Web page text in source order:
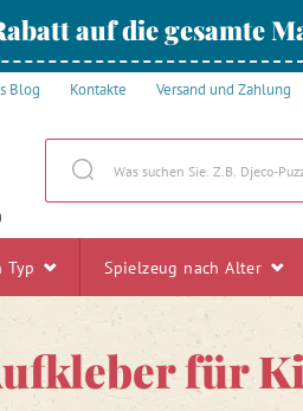
auf die gesamte
Blog Kontakte Versand und Zahlung
Typ Spielzeug nach Alter
für